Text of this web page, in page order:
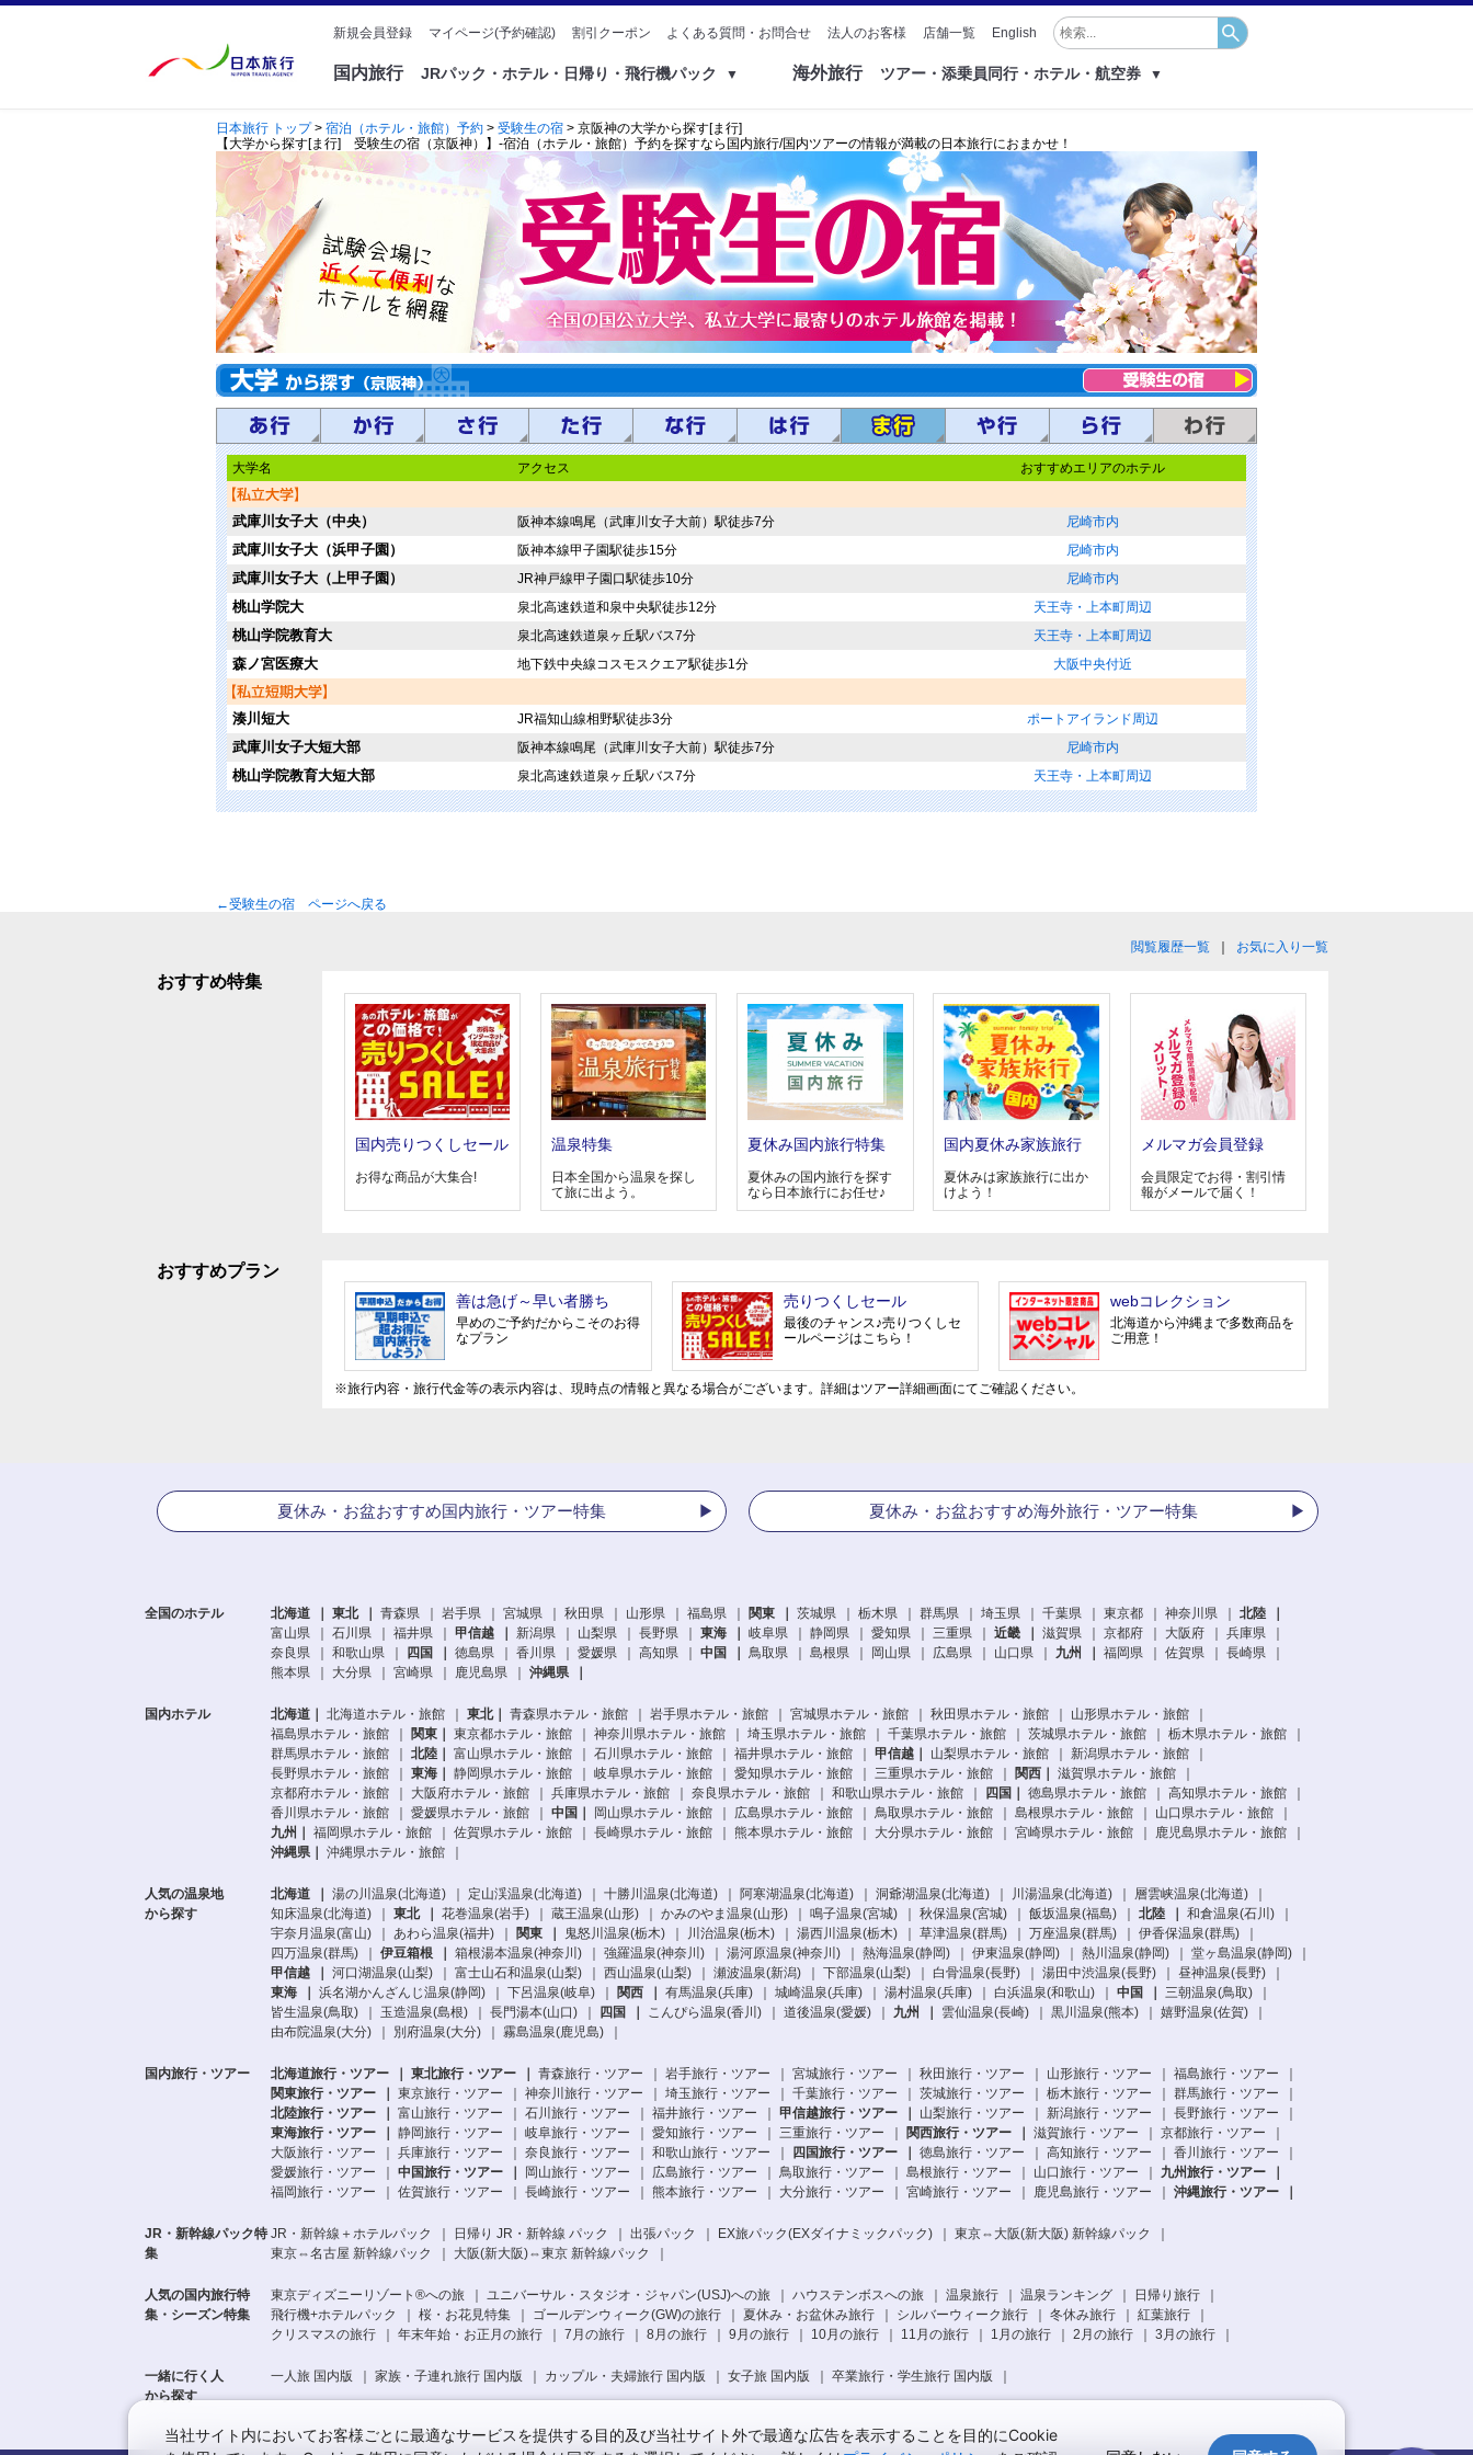
新規会員登録 マイページ(予約確認) 割引クーポン よくある質問・お問合せ 法人のお客様 店舗一覧 English
国内旅行 JRパック・ホテル・日帰り・飛行機パック ▼ 海外旅行 ツアー・添乗員同行・ホテル・航空券 ▼
日本旅行 トップ> 宿泊（ホテル・旅館）予約 > 受験生の宿 > 京阪神の大学から探す[ま行]
【大学から探す[ま行] 受験生の宿（京阪神）】‐宿泊（ホテル・旅館）予約を探すなら国内旅行/国内ツアーの情報が満載の日本旅行におまかせ！
大学名 アクセス おすすめエリアのホテル
武庫川女子大（中央） 阪神本線鳴尾（武庫川女子大前）駅徒歩7分 尼崎市内
武庫川女子大（浜甲子園） 阪神本線甲子園駅徒歩15分 尼崎市内
武庫川女子大（上甲子園） JR神戸線甲子園口駅徒歩10分 尼崎市内
桃山学院大 泉北高速鉄道和泉中央駅徒歩12分 天王寺・上本町周辺
桃山学院教育大 泉北高速鉄道泉ヶ丘駅バス7分 天王寺・上本町周辺
森ノ宮医療大 地下鉄中央線コスモスクエア駅徒歩1分 大阪中央付近
湊川短大 JR福知山線相野駅徒歩3分 ポートアイランド周辺
武庫川女子大短大部 阪神本線鳴尾（武庫川女子大前）駅徒歩7分 尼崎市内
桃山学院教育大短大部 泉北高速鉄道泉ヶ丘駅バス7分 天王寺・上本町周辺
←受験生の宿 ページへ戻る
閲覧履歴一覧 お気に入り一覧
おすすめ特集
国内売りつくしセール
お得な商品が大集合!
温泉特集
日本全国から温泉を探し
て旅に出よう。
夏休み国内旅行特集
夏休みの国内旅行を探す
なら日本旅行にお任せ♪
国内夏休み家族旅行
夏休みは家族旅行に出か
けよう！
メルマガ会員登録
会員限定でお得・割引情
報がメールで届く！
おすすめプラン
善は急げ～早い者勝ち
早めのご予約だからこそのお得
なプラン
売りつくしセール
最後のチャンス♪売りつくしセ
ールページはこちら！
webコレクション
北海道から沖縄まで多数商品を
ご用意！
※旅行内容・旅行代金等の表示内容は、現時点の情報と異なる場合がございます。詳細はツアー詳細画面にてご確認ください。
夏休み・お盆おすすめ国内旅行・ツアー特集 夏休み・お盆おすすめ海外旅行・ツアー特集
全国のホテル 北海道 東北 青森県 岩手県 宮城県 秋田県 山形県 福島県 関東 茨城県 栃木県 群馬県 埼玉県 千葉県 東京都 神奈川県
北陸
富山県
石川県 福井県 甲信越 新潟県 山梨県 長野県 東海 岐阜県 静岡県 愛知県 三重県 近畿 滋賀県 京都府 大阪府
兵庫県
奈良県
和歌山県 四国 徳島県 香川県 愛媛県 高知県 中国 鳥取県 島根県 岡山県 広島県 山口県 九州 福岡県 佐賀県
長崎県
熊本県
大分県 宮崎県 鹿児島県 沖縄県
国内ホテル 北海道 北海道ホテル・旅館 東北 青森県ホテル・旅館 岩手県ホテル・旅館 宮城県ホテル・旅館 秋田県ホテル・旅館
山形県ホテル・旅館
福島県ホテル・旅館
関東 東京都ホテル・旅館 神奈川県ホテル・旅館 埼玉県ホテル・旅館 千葉県ホテル・旅館 茨城県ホテル・旅館
栃木県ホテル・旅館
群馬県ホテル・旅館
北陸 富山県ホテル・旅館 石川県ホテル・旅館 福井県ホテル・旅館 甲信越 山梨県ホテル・旅館
新潟県ホテル・旅館
長野県ホテル・旅館
東海 静岡県ホテル・旅館 岐阜県ホテル・旅館 愛知県ホテル・旅館 三重県ホテル・旅館 関西
滋賀県ホテル・旅館
京都府ホテル・旅館
大阪府ホテル・旅館 兵庫県ホテル・旅館 奈良県ホテル・旅館 和歌山県ホテル・旅館 四国 徳島県ホテル・旅館
高知県ホテル・旅館
香川県ホテル・旅館
愛媛県ホテル・旅館 中国 岡山県ホテル・旅館 広島県ホテル・旅館 鳥取県ホテル・旅館 島根県ホテル・旅館
山口県ホテル・旅館
九州
福岡県ホテル・旅館 佐賀県ホテル・旅館 長崎県ホテル・旅館 熊本県ホテル・旅館 大分県ホテル・旅館 宮崎県ホテル・旅館
鹿児島県ホテル・旅館
沖縄県
沖縄県ホテル・旅館
人気の温泉地
から探す
北海道 湯の川温泉(北海道) 定山渓温泉(北海道) 十勝川温泉(北海道) 阿寒湖温泉(北海道) 洞爺湖温泉(北海道) 川湯温泉(北海道)
層雲峡温泉(北海道)
知床温泉(北海道)
東北 花巻温泉(岩手) 蔵王温泉(山形) かみのやま温泉(山形) 鳴子温泉(宮城) 秋保温泉(宮城) 飯坂温泉(福島) 北陸
和倉温泉(石川)
宇奈月温泉(富山)
あわら温泉(福井) 関東 鬼怒川温泉(栃木) 川治温泉(栃木) 湯西川温泉(栃木) 草津温泉(群馬) 万座温泉(群馬)
伊香保温泉(群馬)
四万温泉(群馬)
伊豆箱根 箱根湯本温泉(神奈川) 強羅温泉(神奈川) 湯河原温泉(神奈川) 熱海温泉(静岡) 伊東温泉(静岡) 熱川温泉(静岡)
堂ヶ島温泉(静岡)
甲信越
河口湖温泉(山梨) 富士山石和温泉(山梨) 西山温泉(山梨) 瀬波温泉(新潟) 下部温泉(山梨) 白骨温泉(長野) 湯田中渋温泉(長野)
昼神温泉(長野)
東海
浜名湖かんざんじ温泉(静岡) 下呂温泉(岐阜) 関西 有馬温泉(兵庫) 城崎温泉(兵庫) 湯村温泉(兵庫) 白浜温泉(和歌山) 中国
三朝温泉(鳥取)
皆生温泉(鳥取)
玉造温泉(島根) 長門湯本(山口) 四国 こんぴら温泉(香川) 道後温泉(愛媛) 九州 雲仙温泉(長崎) 黒川温泉(熊本)
嬉野温泉(佐賀)
由布院温泉(大分)
別府温泉(大分) 霧島温泉(鹿児島)
国内旅行・ツアー 北海道旅行・ツアー 東北旅行・ツアー 青森旅行・ツアー 岩手旅行・ツアー 宮城旅行・ツアー 秋田旅行・ツアー 山形旅行・ツアー
福島旅行・ツアー
関東旅行・ツアー
東京旅行・ツアー 神奈川旅行・ツアー 埼玉旅行・ツアー 千葉旅行・ツアー 茨城旅行・ツアー 栃木旅行・ツアー
群馬旅行・ツアー
北陸旅行・ツアー
富山旅行・ツアー 石川旅行・ツアー 福井旅行・ツアー 甲信越旅行・ツアー 山梨旅行・ツアー 新潟旅行・ツアー
長野旅行・ツアー
東海旅行・ツアー
静岡旅行・ツアー 岐阜旅行・ツアー 愛知旅行・ツアー 三重旅行・ツアー 関西旅行・ツアー 滋賀旅行・ツアー
京都旅行・ツアー
大阪旅行・ツアー
兵庫旅行・ツアー 奈良旅行・ツアー 和歌山旅行・ツアー 四国旅行・ツアー 徳島旅行・ツアー 高知旅行・ツアー
香川旅行・ツアー
愛媛旅行・ツアー
中国旅行・ツアー 岡山旅行・ツアー 広島旅行・ツアー 鳥取旅行・ツアー 島根旅行・ツアー 山口旅行・ツアー
九州旅行・ツアー
福岡旅行・ツアー
佐賀旅行・ツアー 長崎旅行・ツアー 熊本旅行・ツアー 大分旅行・ツアー 宮崎旅行・ツアー 鹿児島旅行・ツアー 沖縄旅行・ツアー
JR・新幹線パック特
集
JR・新幹線＋ホテルパック 日帰り JR・新幹線 パック 出張パック EX旅パック(EXダイナミックパック)
東京⇔大阪(新大阪) 新幹線パック
東京⇔名古屋 新幹線パック
大阪(新大阪)⇔東京 新幹線パック
人気の国内旅行特
集・シーズン特集
東京ディズニーリゾート®への旅 ユニバーサル・スタジオ・ジャパン(USJ)への旅 ハウステンボスへの旅 温泉旅行 温泉ランキング
日帰り旅行
飛行機+ホテルパック
桜・お花見特集 ゴールデンウィーク(GW)の旅行 夏休み・お盆休み旅行 シルバーウィーク旅行 冬休み旅行
紅葉旅行
クリスマスの旅行
年末年始・お正月の旅行 7月の旅行 8月の旅行 9月の旅行 10月の旅行 11月の旅行 1月の旅行 2月の旅行 3月の旅行
一緒に行く人
から探す
一人旅 国内版 家族・子連れ旅行 国内版 カップル・夫婦旅行 国内版 女子旅 国内版 卒業旅行・学生旅行 国内版
当社サイト内においてお客様ごとに最適なサービスを提供する目的及び当社サイト外で最適な広告を表示することを目的にCookie